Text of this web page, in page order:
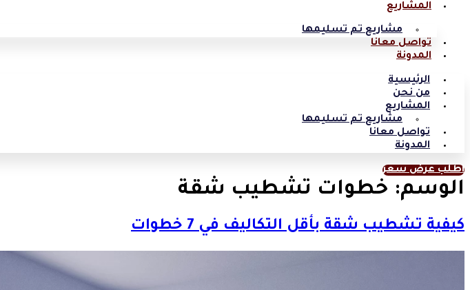
المشاريع
مشاريع تم تسليمها
تواصل معانا
المدونة
الرئيسية
من نحن
المشاريع
مشاريع تم تسليمها
تواصل معانا
المدونة
اطلب عرض سعر
الوسم: خطوات تشطيب شقة
كيفية تشطيب شقة بأقل التكاليف في 7 خطوات